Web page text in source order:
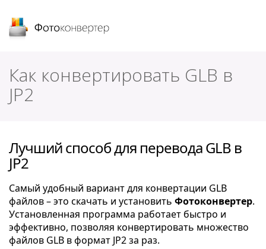
Как конвертировать GLB в
JP2
Лучший способ для перевода GLB в
JP2
Самый удобный вариант для конвертации GLB
файлов – это скачать и установить Фотоконвертер.
Установленная программа работает быстро и
эффективно, позволяя конвертировать множество
файлов GLB в формат JP2 за раз.